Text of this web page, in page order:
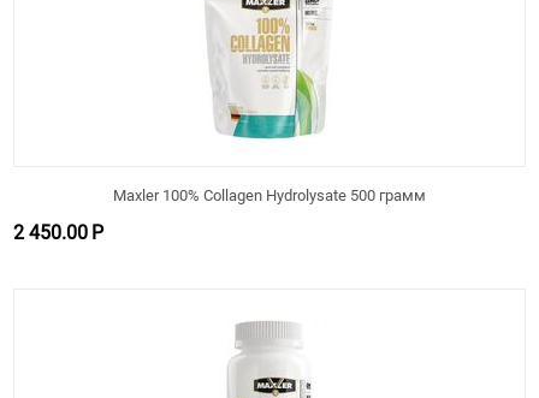
Maxler 100% Collagen Hydrolysate 500 грамм
2 450.00 Р